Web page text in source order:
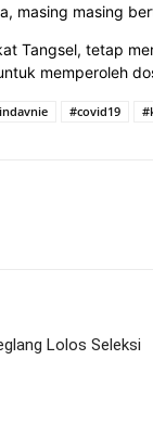
masing masing
Tangsel, tetap
memperoleh
#covid19
Lolos Seleksi